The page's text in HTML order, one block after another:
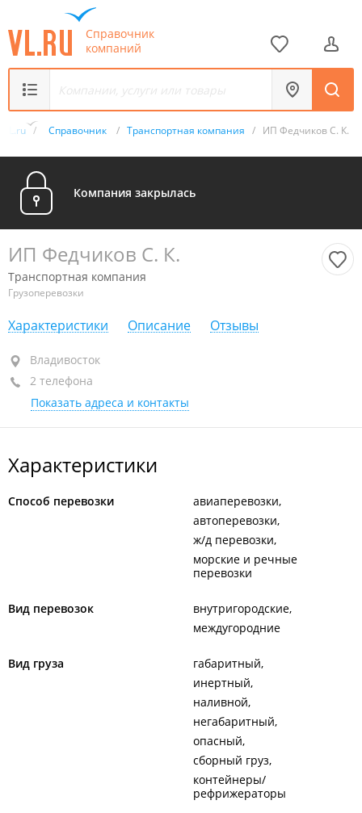
Справочник
компаний
VL.ru / Справочник / Транспортная компания / ИП Федчиков С. К.
Компания закрылась
ИП Федчиков С. К.
Транспортная компания
Грузоперевозки
Характеристики Описание Отзывы
Владивосток
+7 964 441-24-22
+7 953 211-11-22
Владивосток
2 телефона
Показать адреса и контакты
Характеристики
Способ перевозки
авиаперевозки
автоперевозки
ж/д перевозки
морские и речные
перевозки
Вид перевозок
внутригородские
междугородние
Вид груза
габаритный
инертный
наливной
негабаритный
опасный
сборный груз
контейнеры/
рефрижераторы